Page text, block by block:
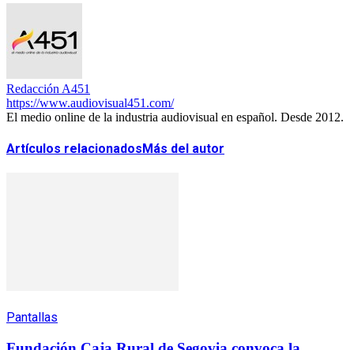
Redacción A451
https://www.audiovisual451.com/
El medio online de la industria audiovisual en español. Desde 2012.
Artículos relacionadosMás del autor
Pantallas